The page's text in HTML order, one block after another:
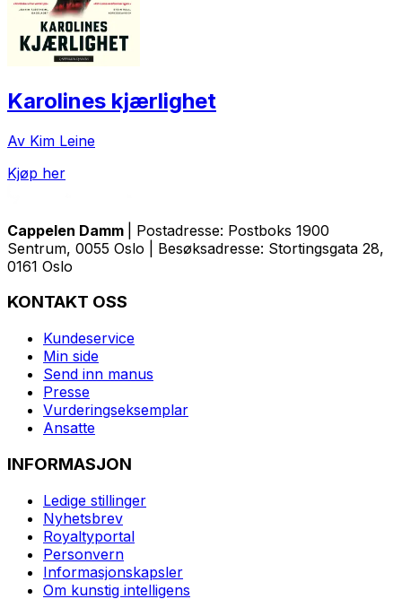
Karolines kjærlighet
Av Kim Leine
Kjøp her
Cappelen Damm
| Postadresse: Postboks 1900
Sentrum, 0055 Oslo | Besøksadresse: Stortingsgata 28,
0161 Oslo
KONTAKT OSS
Kundeservice
Min side
Send inn manus
Presse
Vurderingseksemplar
Ansatte
INFORMASJON
Ledige stillinger
Nyhetsbrev
Royaltyportal
Personvern
Informasjonskapsler
Om kunstig intelligens